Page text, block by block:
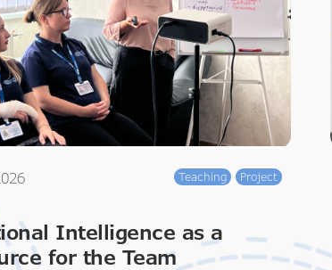
Teaching Project
Intelligence as a
for the Team